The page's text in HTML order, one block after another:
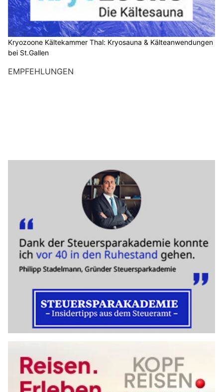
Kryozoone Kältekammer Thal: Kryosauna & Kälteanwendungen
bei St.Gallen
EMPFEHLUNGEN